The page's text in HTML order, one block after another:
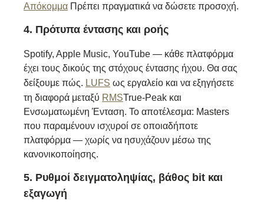
Απόκομμα Πρέπει πραγματικά να δώσετε προσοχή.
4. Πρότυπα έντασης και ροής
Spotify, Apple Music, YouTube — κάθε πλατφόρμα
έχει τους δικούς της στόχους έντασης ήχου. Θα σας
δείξουμε πώς. LUFS ως εργαλείο και να εξηγήσετε
τη διαφορά μεταξύ RMSTrue-Peak και
Ενσωματωμένη Ένταση. Το αποτέλεσμα: Masters
που παραμένουν ισχυροί σε οποιαδήποτε
πλατφόρμα — χωρίς να ησυχάζουν μέσω της
κανονικοποίησης.
5. Ρυθμοί δειγματοληψίας, βάθος bit και
εξαγωγή